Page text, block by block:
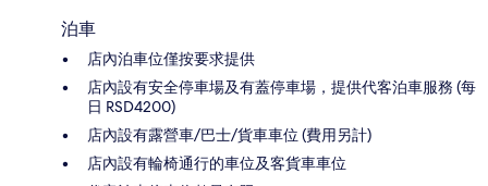
泊車
店內泊車位僅按要求提供
店內設有安全停車場及有蓋停車場，提供代客泊車服務 (每
日 RSD4200)
店內設有露營車/巴士/貨車車位 (費用另計)
店內設有輪椅通行的車位及客貨車車位